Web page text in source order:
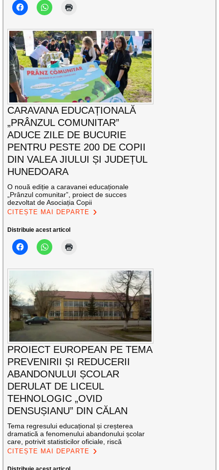
CARAVANA EDUCAȚIONALĂ
„PRÂNZUL COMUNITAR”
ADUCE ZILE DE BUCURIE
PENTRU PESTE 200 DE COPII
DIN VALEA JIULUI ȘI JUDEȚUL
HUNEDOARA
O nouă ediție a caravanei educaționale
„Prânzul comunitar”, proiect de succes
dezvoltat de Asociația Copii
CITEȘTE MAI DEPARTE
Distribuie acest articol
PROIECT EUROPEAN PE TEMA
PREVENIRII ȘI REDUCERII
ABANDONULUI ȘCOLAR
DERULAT DE LICEUL
TEHNOLOGIC „OVID
DENSUȘIANU” DIN CĂLAN
Tema regresului educațional și creșterea
dramatică a fenomenului abandonului școlar
care, potrivit statisticilor oficiale, riscă
CITEȘTE MAI DEPARTE